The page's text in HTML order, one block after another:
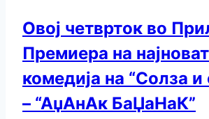
Овoј четврток во
Премиера на
комедија на “Солза и
– “АџАнАк БаЏаНаК”